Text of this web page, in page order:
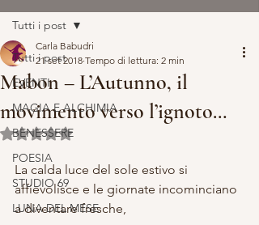
Tutti i post
EVENTI
MAGIA E ALCHIMIA
BENESSERE
POESIA
STUDIO 69
LUNA DEL MESE
Tutti i post
Mabon – L’Autunno, il
movimento verso l’ignoto…
Carla Babudri
21 set 2018 Tempo di lettura: 2 min
Valutazione NaN stelle su 5.
La calda luce del sole estivo si
affievolisce e le giornate incominciano
a diventare fresche,